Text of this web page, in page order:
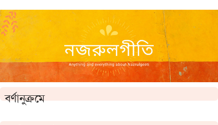
বর্ণানুক্রমে